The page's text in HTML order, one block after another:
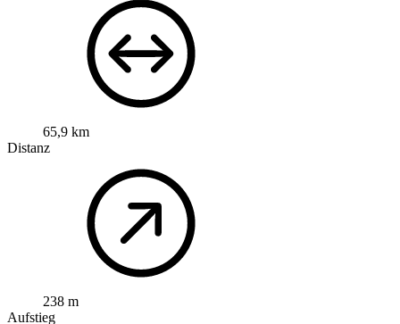
65,9 km
Distanz
238 m
Aufstieg